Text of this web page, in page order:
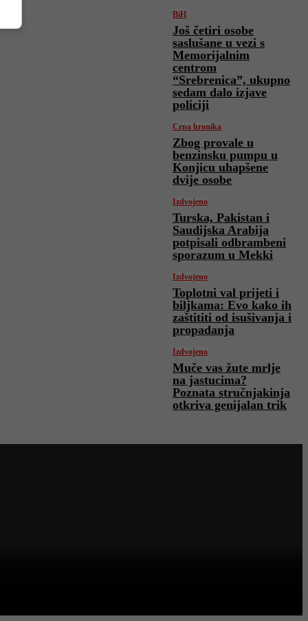
BiH
Još četiri osobe
saslušane u vezi s
Memorijalnim
centrom
“Srebrenica”, ukupno
sedam dalo izjave
policiji
Crna hronika
Zbog provale u
benzinsku pumpu u
Konjicu uhapšene
dvije osobe
Izdvojeno
Turska, Pakistan i
Saudijska Arabija
potpisali odbrambeni
sporazum u Mekki
Izdvojeno
Toplotni val prijeti i
biljkama: Evo kako ih
zaštititi od isušivanja i
propadanja
Izdvojeno
Muče vas žute mrlje
na jastucima?
Poznata stručnjakinja
otkriva genijalan trik